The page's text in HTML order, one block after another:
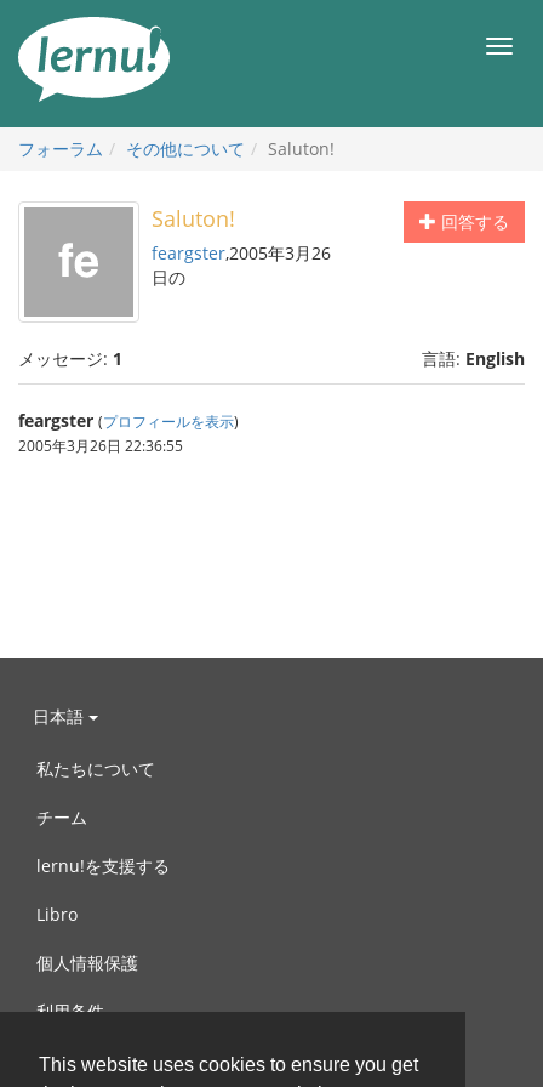
This website uses cookies to ensure you get
メ
フォーラム
その他について Saluton!
回答する
Saluton!
feargster,2005年3月26
日の
メッセージ: 1 言語: English
feargster (プロフィールを表示)
2005年3月26日 22:36:55
日本語
私たちについて
チーム
lernu!を支援する
Libro
個人情報保護
利用条件
お問合せ